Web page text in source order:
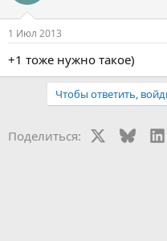
1 Июл 2013
+1 тоже нужно такое)
Чтобы ответить,
Поделиться: